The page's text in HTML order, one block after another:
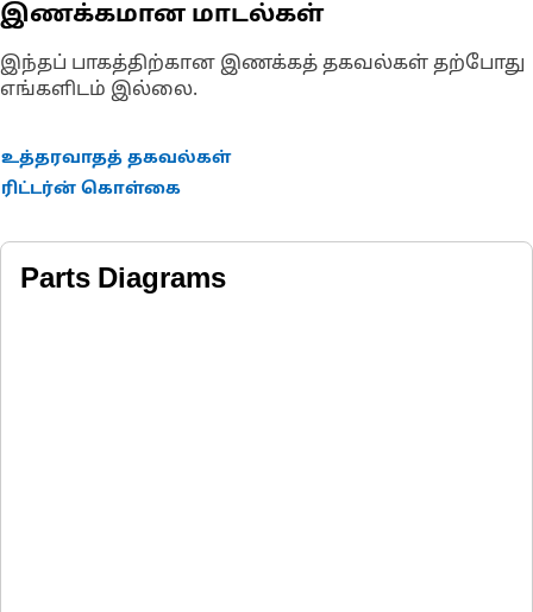
இணக்கமான மாடல்கள்
இந்தப் பாகத்திற்கான இணக்கத் தகவல்கள் தற்போது
எங்களிடம் இல்லை.
உத்தரவாதத் தகவல்கள்
ரிட்டர்ன் கொள்கை
Parts Diagrams